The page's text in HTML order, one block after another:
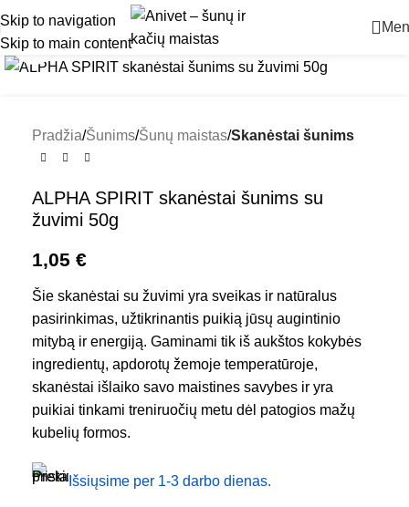
Skip to navigation
Skip to main content
Padidinti
Pradžia Šunims Šunų maistas Skanėstai šunims
ALPHA SPIRIT skanėstai šunims su
žuvimi 50g
1,05 €
Šie skanėstai su žuvimi yra sveikas ir natūralus
pasirinkimas, užtikrinantis puikią jūsų augintinio
mitybą ir energiją. Gaminami tik iš aukštos kokybės
ingredientų, apdorotų žemoje temperatūroje,
skanėstai išlaiko savo maistines savybes ir yra
puikiai tinkami treniruočių metu dėl patogios mažų
kubelių formos.
Išsiųsime per 1-3 darbo dienas.